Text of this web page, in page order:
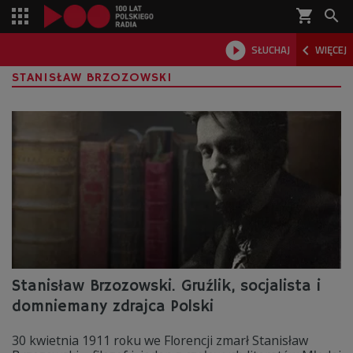
shopping_cart 
 SŁUCHAJ  WIĘCEJ

STANISŁAW BRZOZOWSKI
Stanisław Brzozowski. Gruźlik, socjalista i
domniemany zdrajca Polski
30 kwietnia 1911 roku we Florencji zmarł Stanisław